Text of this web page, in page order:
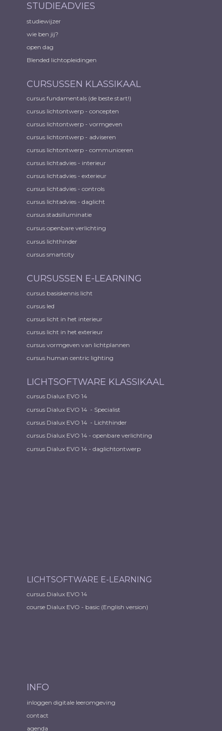
STUDIEADVIES
studiewijzer
wie ben jij?
open dag
Blended lichtopleidingen
CURSUSSEN KLASSIKAAL
cursus fundamentals (de beste start!)
cursus lichtontwerp - concepten
cursus lichtontwerp - vormgeven
cursus lichtontwerp - adviseren
cursus lichtontwerp - communiceren
cursus lichtadvies - interieur
cursus lichtadvies - exterieur
cursus lichtadvies - controls
cursus lichtadvies - daglicht
cursus stadsilluminatie
cursus openbare verlichting
cursus lichthinder
cursus smartcity
CURSUSSEN E-LEARNING
cursus basiskennis licht
cursus led
cursus licht in het interieur
cursus licht in het exterieur
cursus vormgeven van lichtplannen
cursus human centric lighting
LICHTSOFTWARE KLASSIKAAL
cursus Dialux EVO 14
cursus Dialux EVO 14 - Specialist
cursus Dialux EVO 14 - Lichthinder
cursus Dialux EVO 14 - openbare verlichting
cursus Dialux EVO 14 - daglichtontwerp
LICHTSOFTWARE E-LEARNING
cursus Dialux EVO 14
course Dialux EVO - basic (English version)
INFO
inloggen digitale leeromgeving
contact
agenda